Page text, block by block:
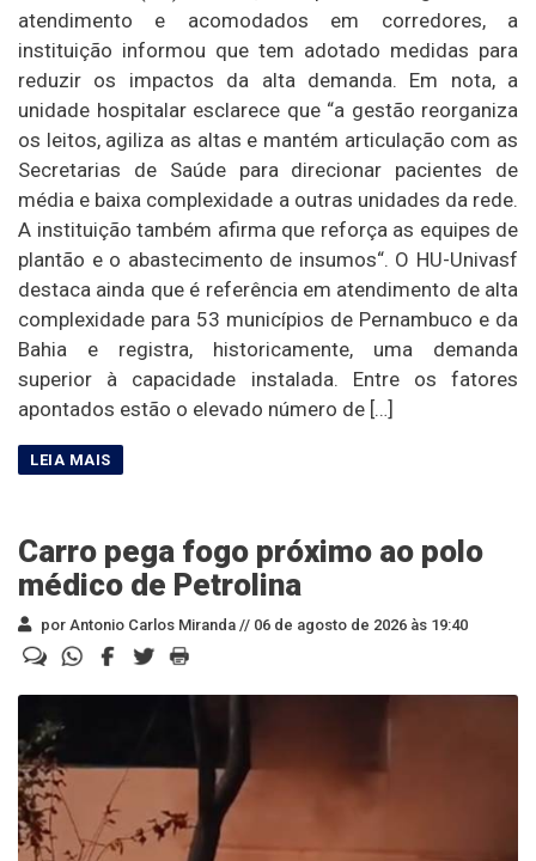
atendimento e acomodados em corredores, a
instituição informou que tem adotado medidas para
reduzir os impactos da alta demanda. Em nota, a
unidade hospitalar esclarece que “a gestão reorganiza
os leitos, agiliza as altas e mantém articulação com as
Secretarias de Saúde para direcionar pacientes de
média e baixa complexidade a outras unidades da rede.
A instituição também afirma que reforça as equipes de
plantão e o abastecimento de insumos“. O HU-Univasf
destaca ainda que é referência em atendimento de alta
complexidade para 53 municípios de Pernambuco e da
Bahia e registra, historicamente, uma demanda
superior à capacidade instalada. Entre os fatores
apontados estão o elevado número de […]
Carro pega fogo próximo ao polo
médico de Petrolina
por Antonio Carlos Miranda // 06 de agosto de 2026 às 19:40